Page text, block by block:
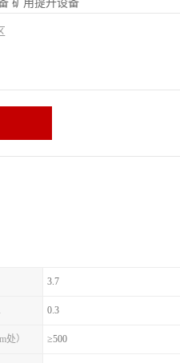
矿用提升设备
3.7
0.3
处） ≥500